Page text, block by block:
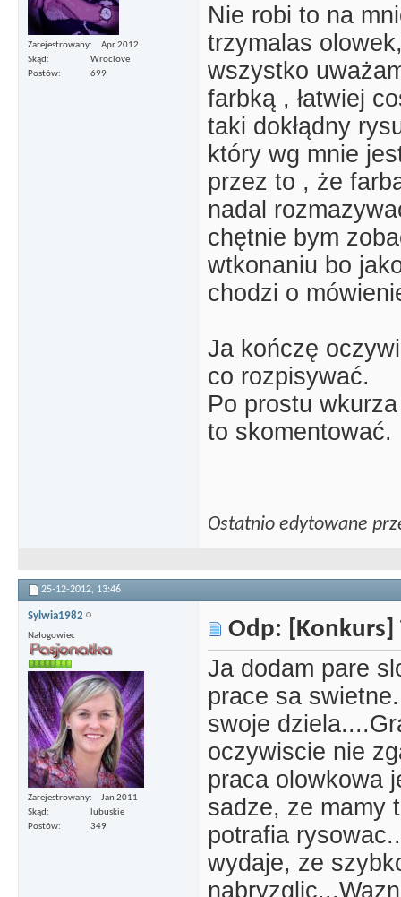
Zarejestrowany
Apr 2012
Skąd
Wroclove
Postów
699
Nie robi to na
trzymalas
wszystko
farbką , łatwiej
taki dokłądny
który wg mnie
przez to , że
nadal
chętnie bym
wtkonaniu bo
chodzi o
Ja kończę
co rozpisywać.
Po prostu
to skomentować.
Ostatnio edytowane
25-12-2012, 13:46
Sylwia1982
Nałogowiec
Zarejestrowany
Jan 2011
Skąd
lubuskie
Postów
349
Odp: [Konkurs]
Ja dodam pare
prace sa
swoje
oczywiscie nie
praca olowkowa
sadze, ze mamy
potrafia
wydaje, ze